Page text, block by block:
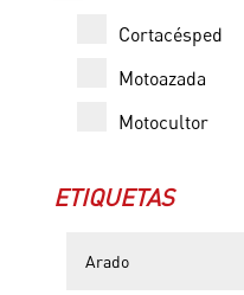
Cortacésped
Motoazada
Motocultor
ETIQUETAS